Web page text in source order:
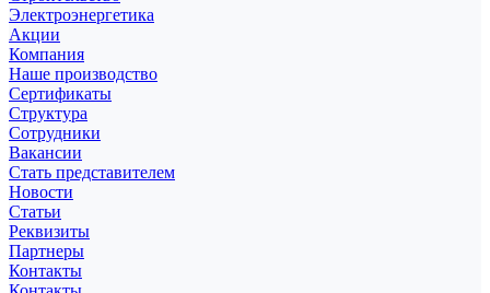
Электроэнергетика
Акции
Компания
Наше производство
Сертификаты
Структура
Сотрудники
Вакансии
Стать представителем
Новости
Статьи
Реквизиты
Партнеры
Контакты